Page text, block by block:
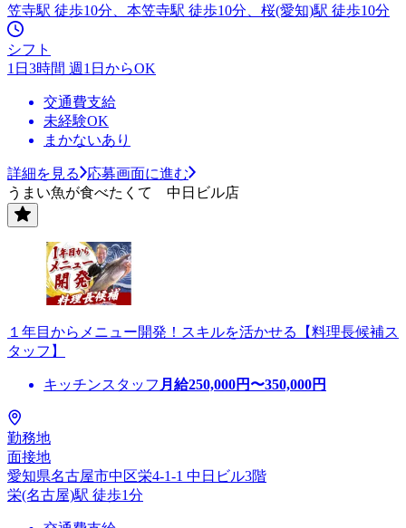
笠寺駅 徒歩10分、本笠寺駅 徒歩10分、桜(愛知)駅 徒歩10分
シフト
1日3時間 週1日からOK
交通費支給
未経験OK
まかないあり
詳細を見る
応募画面に進む
うまい魚が食べたくて 中日ビル店
１年目からメニュー開発！スキルを活かせる【料理長候補ス
タッフ】
キッチンスタッフ 月給250,000円〜350,000円
勤務地
面接地
愛知県名古屋市中区栄4-1-1 中日ビル3階
栄(名古屋)駅 徒歩1分